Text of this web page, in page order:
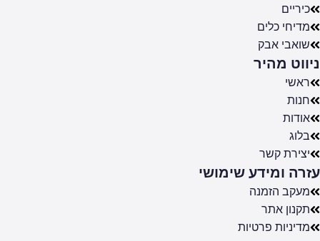
כיריים
מדיחי כלים
שואבי אבק
ניווט מהיר
ראשי
חנות
אודות
בלוג
יצירת קשר
עזרה ומידע שימושי
מעקב הזמנה
תקנון אתר
מדיניות פרטיות